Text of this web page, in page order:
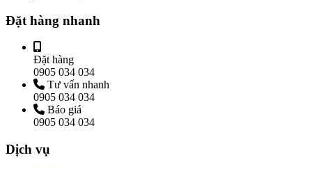
Đặt hàng nhanh
Đặt hàng
0905 034 034
Tư vấn nhanh
0905 034 034
Báo giá
0905 034 034
Dịch vụ